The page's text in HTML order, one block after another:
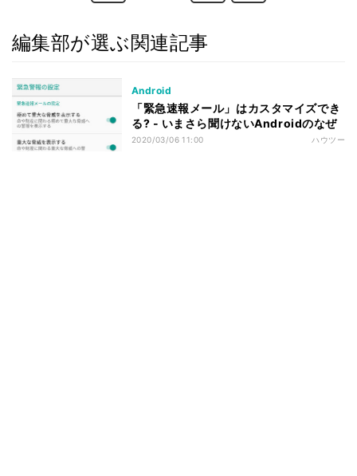
編集部が選ぶ関連記事
Android
「緊急速報メール」はカスタマイズでき
る? - いまさら聞けないAndroidのなぜ
2020/03/06 11:00 ハウツー